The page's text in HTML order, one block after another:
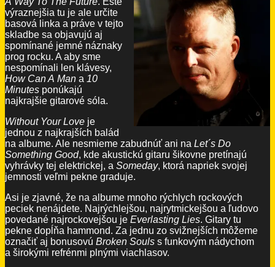
výraznejšia tu je ale určite
basová linka a práve v tejto
skladbe sa objavujú aj
spomínané jemné náznaky
prog rocku. A aby sme
nespomínali len klávesy,
How Can A Man a 10
Minutes ponúkajú
najkrajšie gitarové sóla.
Without Your Love je
jednou z najkrajších balád
na albume. Ale nesmieme zabudnúť ani na Let´s Do
Something Good, kde akustickú gitaru šikovne pretínajú
vyhrávky tej elektrickej, a Someday, ktorá napriek svojej
jemnosti veľmi pekne graduje.
Asi je zjavné, že na albume mnoho rýchlych rockových
peciek nenájdete. Najrýchlejšou, najrytmickejšou a ľudovo
povedané najrockovejšou je Everlasting Lies. Gitary tu
pekne dopĺňa hammond. Za jednu zo svižnejších môžeme
označiť aj bonusovú Broken Souls s funkovým nádychom
a širokými refrénmi plnými viachlasov.